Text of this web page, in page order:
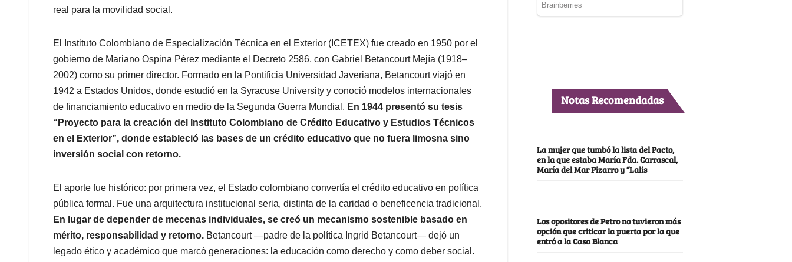
real para la movilidad social.
El Instituto Colombiano de Especialización Técnica en el Exterior (ICETEX) fue creado en 1950 por el
gobierno de Mariano Ospina Pérez mediante el Decreto 2586, con Gabriel Betancourt Mejía (1918–
2002) como su primer director. Formado en la Pontificia Universidad Javeriana, Betancourt viajó en
1942 a Estados Unidos, donde estudió en la Syracuse University y conoció modelos internacionales
de financiamiento educativo en medio de la Segunda Guerra Mundial. En 1944 presentó su tesis
“Proyecto para la creación del Instituto Colombiano de Crédito Educativo y Estudios Técnicos
en el Exterior”, donde estableció las bases de un crédito educativo que no fuera limosna sino
inversión social con retorno.
El aporte fue histórico: por primera vez, el Estado colombiano convertía el crédito educativo en política
pública formal. Fue una arquitectura institucional seria, distinta de la caridad o beneficencia tradicional.
En lugar de depender de mecenas individuales, se creó un mecanismo sostenible basado en
mérito, responsabilidad y retorno. Betancourt —padre de la política Ingrid Betancourt— dejó un
legado ético y académico que marcó generaciones: la educación como derecho y como deber social.
Notas Recomendadas
La mujer que tumbó la lista del Pacto,
en la que estaba María Fda. Carrascal,
María del Mar Pizarro y “Lalis
Los opositores de Petro no tuvieron más
opción que criticar la puerta por la que
entró a la Casa Blanca